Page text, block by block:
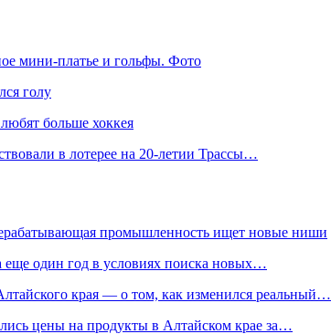
мини-платье и гольфы. Фото
голу
больше хоккея
в лотерее на 20-летии Трассы…
промышленность ищет новые ниши
один год в условиях поиска новых…
края — о том, как изменился реальный…
цены на продукты в Алтайском крае за…